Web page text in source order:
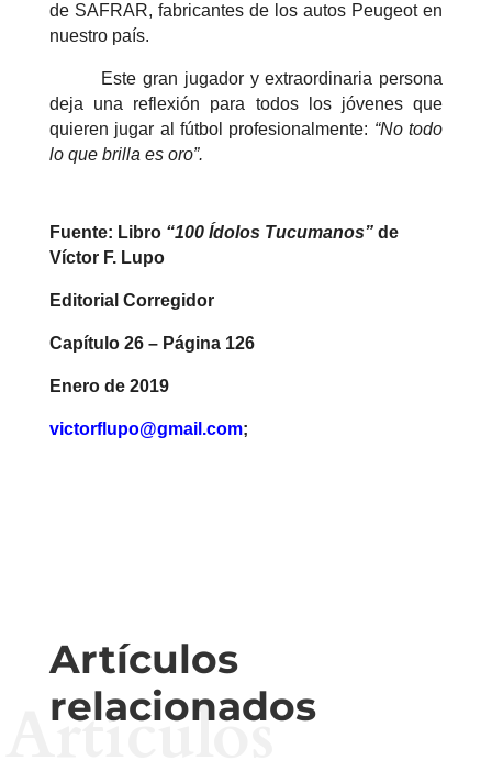
de SAFRAR, fabricantes de los autos Peugeot en
nuestro país.
Este gran jugador y extraordinaria persona
deja una reflexión para todos los jóvenes que
quieren jugar al fútbol profesionalmente: “No todo
lo que brilla es oro”.
Fuente: Libro “100 Ídolos Tucumanos”de
Víctor F. Lupo
Editorial Corregidor
Capítulo 26 – Página 126
Enero de 2019
victorflupo@gmail.com;
Artículos
relacionados
Artículos